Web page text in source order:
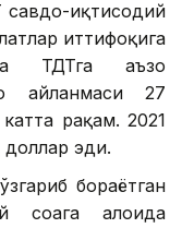
иқтисодий
иттифоқига
ТДТга аъзо
айланмаси 27
рақам. 2021
доллар эди.
бораётган
алоҳида